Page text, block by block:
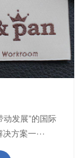
动发展”的国际
方案一···
30余载,励志于
题解决方···
标、织带服装颜
供商,技···
W760,TF-W760
商,···